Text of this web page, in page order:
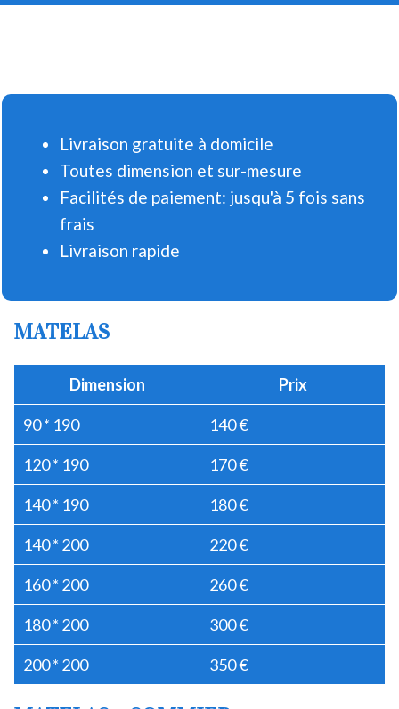
Livraison gratuite à domicile
Toutes dimension et sur-mesure
Facilités de paiement: jusqu'à 5 fois sans
frais
Livraison rapide
MATELAS
Dimension Prix
90 * 190 140 €
120 * 190 170 €
140 * 190 180 €
140 * 200 220 €
160 * 200 260 €
180 * 200 300 €
200 * 200 350 €